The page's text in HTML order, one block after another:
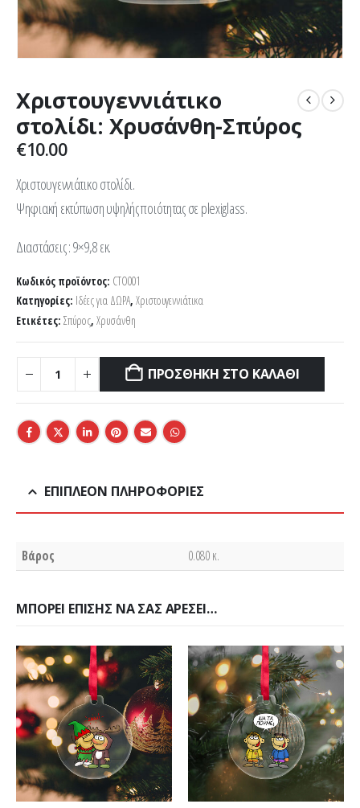
Χριστουγεννιάτικο
στολίδι: Χρυσάνθη-Σπύρος
€10.00
Χριστουγεννιάτικο στολίδι.
Ψηφιακή εκτύπωση υψηλής ποιότητας σε plexiglass.
Διαστάσεις : 9×9,8 εκ.
Κωδικός προϊόντος: CTO001
Κατηγορίες: Ιδέες για ΔΩΡΑ, Χριστουγεννιάτικα
Ετικέτες: Σπύρος, Χρυσάνθη
ΠΡΟΣΘΉΚΗ ΣΤΟ ΚΑΛΆΘΙ
ΕΠΙΠΛΈΟΝ ΠΛΗΡΟΦΟΡΊΕΣ
Βάρος 0.080 κ.
ΜΠΟΡΕΊ ΕΠΊΣΗΣ ΝΑ ΣΑΣ ΑΡΈΣΕΙ…